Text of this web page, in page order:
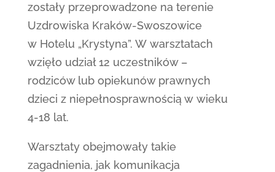
zostały przeprowadzone na terenie
Uzdrowiska Kraków-Swoszowice
w Hotelu „Krystyna”. W warsztatach
wzięło udział 12 uczestników –
rodziców lub opiekunów prawnych
dzieci z niepełnosprawnością w wieku
4-18 lat.
Warsztaty obejmowały takie
zagadnienia, jak komunikacja